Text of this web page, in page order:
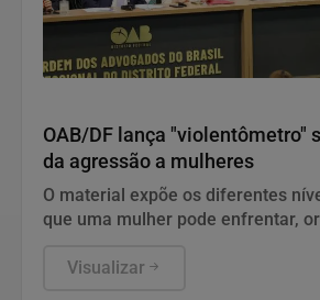
OAB/DF lança "violentômetro"
da agressão a mulheres
O material expõe os diferentes
que uma mulher pode enfrentar,
Visualizar